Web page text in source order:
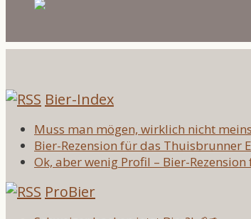
Bier-Index
Muss man mögen, wirklich nicht
Bier-Rezension für das Thuisbrunner
Ok, aber wenig Profil – Bier-
ProBier